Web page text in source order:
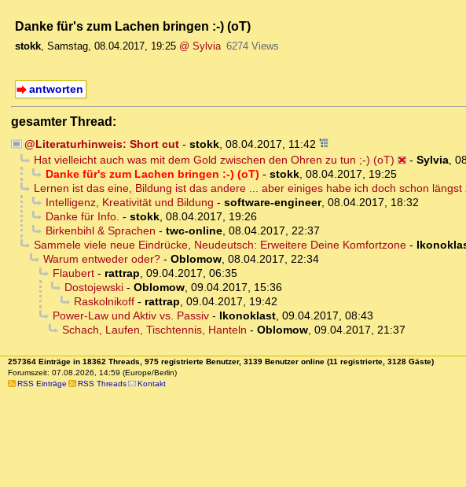
Danke für's zum Lachen bringen :-) (oT)
stokk, Samstag, 08.04.2017, 19:25 @ Sylvia 6274 Views
antworten
gesamter Thread:
@Literaturhinweis: Short cut- stokk, 08.04.2017, 11:42
Hat vielleicht auch was mit dem Gold zwischen den Ohren zu tun ;-) (oT)
- Sylvia,
Danke für's zum Lachen bringen :-) (oT) - stokk, 08.04.2017, 19:25
Lernen ist das eine, Bildung ist das andere ... aber einiges habe ich doch schon längst
Intelligenz, Kreativität und Bildung - software-engineer, 08.04.2017, 18:32
Danke für Info. - stokk, 08.04.2017, 19:26
Birkenbihl & Sprachen - twc-online, 08.04.2017, 22:37
Sammele viele neue Eindrücke, Neudeutsch: Erweitere Deine Komfortzone-
Warum entweder oder?- Oblomow, 08.04.2017, 22:34
Flaubert- rattrap, 09.04.2017, 06:35
Dostojewski- Oblomow, 09.04.2017, 15:36
Raskolnikoff- rattrap, 09.04.2017, 19:42
Power-Law und Aktiv vs. Passiv- Ikonoklast, 09.04.2017, 08:43
Schach, Laufen, Tischtennis, Hanteln - Oblomow, 09.04.2017, 21:37
257364 Einträge in 18362 Threads, 975 registrierte Benutzer, 3139 Benutzer online (11 registrierte, 3128 Gäste)
Forumszeit: 07.08.2026, 14:59 (Europe/Berlin)
RSS Einträge
RSS Threads Kontakt